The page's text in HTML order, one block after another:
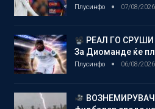
Плусинфо 07/08/2026
РЕАЛ ГО
За Диоманде ќе
Плусинфо 06/08/2026